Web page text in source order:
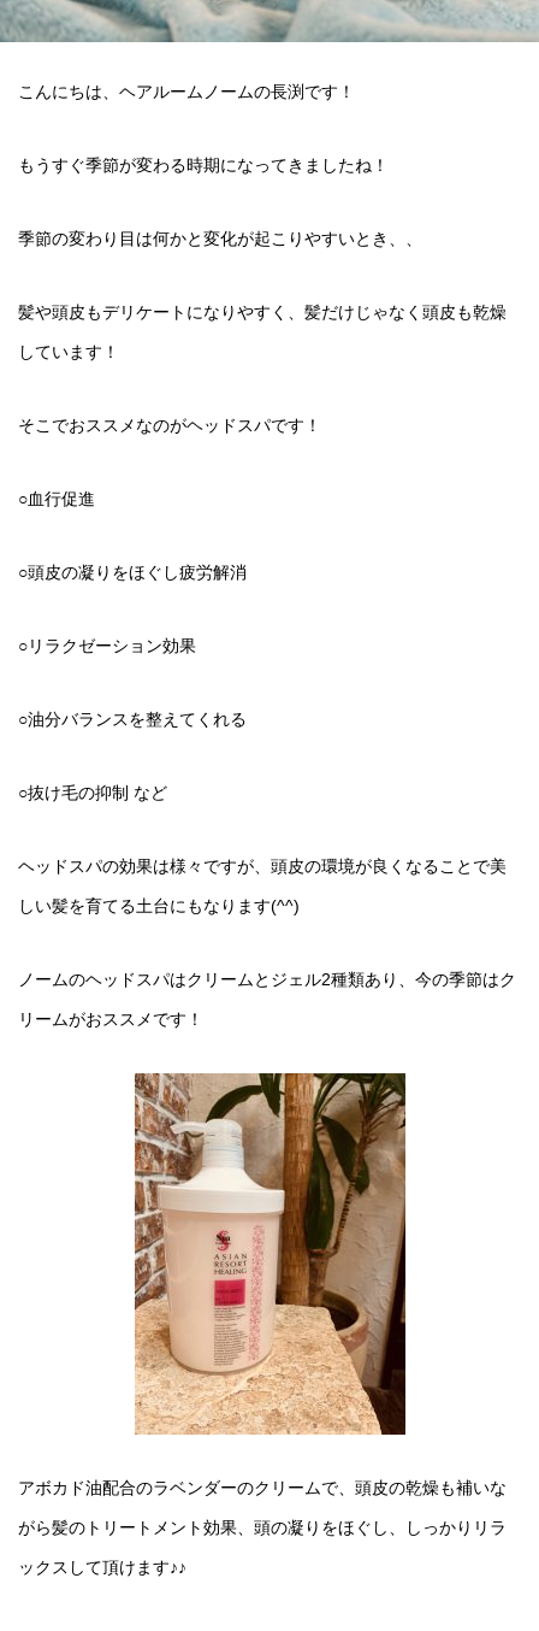
こんにちは、ヘアルームノームの長渕です！
もうすぐ季節が変わる時期になってきましたね！
季節の変わり目は何かと変化が起こりやすいとき、、
髪や頭皮もデリケートになりやすく、髪だけじゃなく頭皮も乾燥
しています！
そこでおススメなのがヘッドスパです！
○血行促進
○頭皮の凝りをほぐし疲労解消
○リラクゼーション効果
○油分バランスを整えてくれる
○抜け毛の抑制 など
ヘッドスパの効果は様々ですが、頭皮の環境が良くなることで美
しい髪を育てる土台にもなります(^^)
ノームのヘッドスパはクリームとジェル2種類あり、今の季節はク
リームがおススメです！
アボカド油配合のラベンダーのクリームで、頭皮の乾燥も補いな
がら髪のトリートメント効果、頭の凝りをほぐし、しっかりリラ
ックスして頂けます♪♪